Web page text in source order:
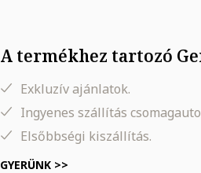
A termékhez tartozó
Exkluzív ajánlatok.
Ingyenes szállítás
Elsőbbségi kiszállítás.
GYERÜNK >>